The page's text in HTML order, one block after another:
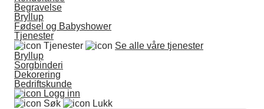
Begravelse
Bryllup
Fødsel og Babyshower
Tjenester
Tjenester
Se alle våre tjenester
Bryllup
Sorgbinderi
Dekorering
Bedriftskunde
Logg inn
Søk
Lukk